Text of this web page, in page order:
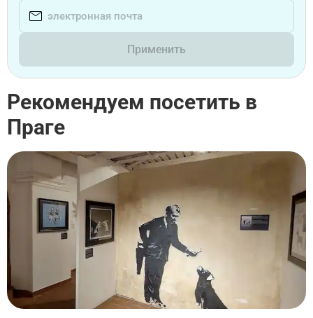
Применить
Рекомендуем посетить в
Праге